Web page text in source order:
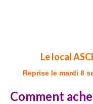
Le local
Reprise le mardi 8
Comment